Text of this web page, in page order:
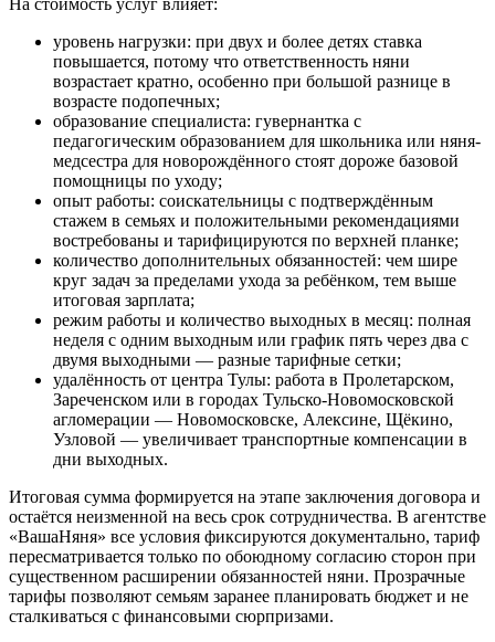
уровень нагрузки: при двух и более детях ставка
повышается, потому что ответственность няни
возрастает кратно, особенно при большой разнице в
возрасте подопечных;
образование специалиста: гувернантка с
педагогическим образованием для школьника или няня-
медсестра для новорождённого стоят дороже базовой
помощницы по уходу;
опыт работы: соискательницы с подтверждённым
стажем в семьях и положительными рекомендациями
востребованы и тарифицируются по верхней планке;
количество дополнительных обязанностей: чем шире
круг задач за пределами ухода за ребёнком, тем выше
итоговая зарплата;
режим работы и количество выходных в месяц: полная
неделя с одним выходным или график пять через два с
двумя выходными — разные тарифные сетки;
удалённость от центра Тулы: работа в Пролетарском,
Зареченском или в городах Тульско-Новомосковской
агломерации — Новомосковске, Алексине, Щёкино,
Узловой — увеличивает транспортные компенсации в
дни выходных.
Итоговая сумма формируется на этапе заключения договора и
остаётся неизменной на весь срок сотрудничества. В агентстве
«ВашаНяня» все условия фиксируются документально, тариф
пересматривается только по обоюдному согласию сторон при
существенном расширении обязанностей няни. Прозрачные
тарифы позволяют семьям заранее планировать бюджет и не
сталкиваться с финансовыми сюрпризами.